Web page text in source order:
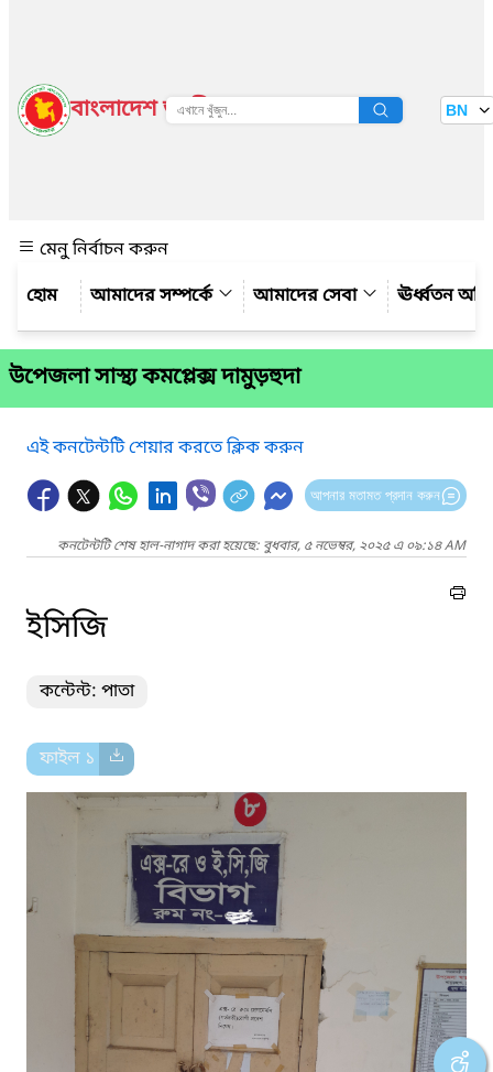
বাংলাদেশ জাতীয় তথ্য বাতায়ন BN
মেনু নির্বাচন করুন
আমাদের সম্পর্কে
আমাদের সেবা ঊর্ধ্বতন
উপেজলা সাস্থ্য কমপ্লেক্স দামুড়হুদা
এই কনটেন্টটি শেয়ার করতে ক্লিক করুন
আপনার মতামত প্রদান করুন
কনটেন্টটি শেষ হাল-নাগাদ করা হয়েছে: বুধবার, ৫ নভেম্বর, ২০২৫ এ ০৯:১৪ AM
ইসিজি
কন্টেন্ট: পাতা
ফাইল ১